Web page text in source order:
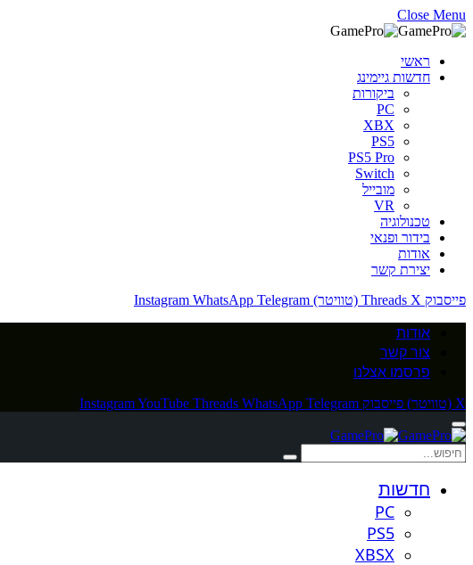
Close Menu
ראשי
חדשות גיימינג
ביקורות
PC
XBX
PS5
PS5 Pro
Switch
מובייל
VR
טכנולוגיה
בידור ופנאי
אודות
יצירת קשר
פייסבוק
Threads X (טוויטר) Instagram WhatsApp Telegram
אודות
צור קשר
פרסמו אצלנו
X (טוויטר) פייסבוק InstagramYouTube Threads WhatsApp Telegram
חדשות
PC
PS5
XBSX